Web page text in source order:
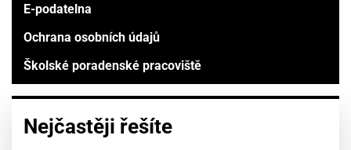
E-podatelna
Ochrana osobních údajů
Školské poradenské pracoviště
Nejčastěji řešíte